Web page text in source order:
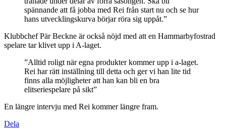
spännande att få jobba med Rei från start nu och se hur
hans utvecklingskurva börjar röra sig uppåt.”
Klubbchef Pär Beckne är också nöjd med att en Hammarbyfostrad
spelare tar klivet upp i A-laget.
”Alltid roligt när egna produkter kommer upp i a-laget.
Rei har rätt inställning till detta och ger vi han lite tid
finns alla möjligheter att han kan bli en bra
elitseriespelare på sikt”
En längre intervju med Rei kommer längre fram.
Dela